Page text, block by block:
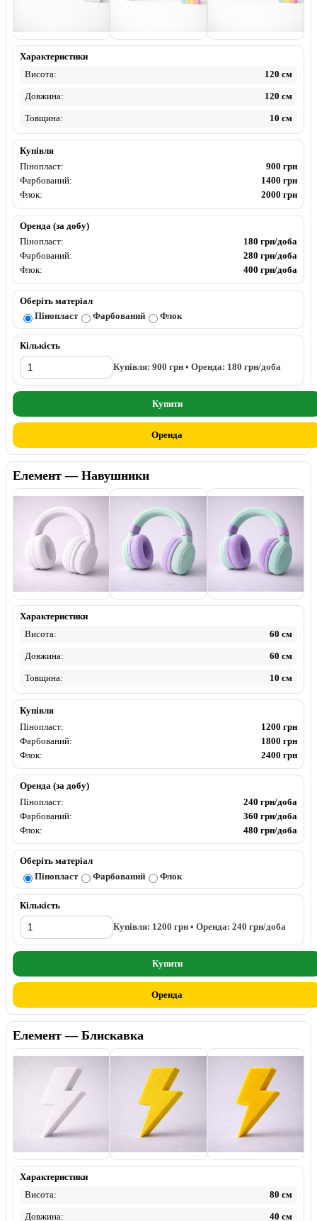
Пінопласт Фарбований Флок
Характеристики
Висота:
120 см
Довжина: 120 см
Товщина: 10 см
Купівля
Пінопласт:
900 грн
Фарбований:
1400 грн
Флок:
2000 грн
Оренда (за добу)
Пінопласт:
180 грн/доба
Фарбований:
280 грн/доба
Флок:
400 грн/доба
Оберіть матеріал
Пінопласт
Фарбований Флок
Кількість
Купівля: 900 грн • Оренда: 180 грн/доба
Купити
Оренда
Елемент — Навушники
Пінопласт Фарбований Флок
Характеристики
Висота:
60 см
Довжина: 60 см
Товщина: 10 см
Купівля
Пінопласт:
1200 грн
Фарбований:
1800 грн
Флок:
2400 грн
Оренда (за добу)
Пінопласт:
240 грн/доба
Фарбований:
360 грн/доба
Флок:
480 грн/доба
Оберіть матеріал
Пінопласт
Фарбований Флок
Кількість
Купівля: 1200 грн • Оренда: 240 грн/доба
Купити
Оренда
Елемент — Блискавка
Пінопласт Фарбований Флок
Характеристики
Висота:
80 см
Довжина: 40 см